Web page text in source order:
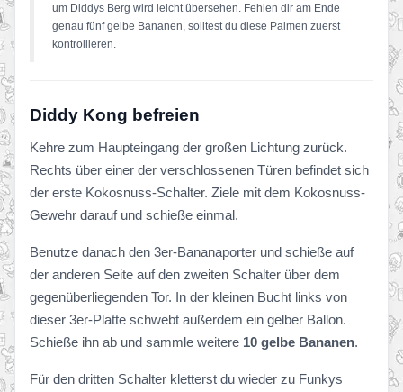
um Diddys Berg wird leicht übersehen. Fehlen dir am Ende
genau fünf gelbe Bananen, solltest du diese Palmen zuerst
kontrollieren.
Diddy Kong befreien
Kehre zum Haupteingang der großen Lichtung zurück.
Rechts über einer der verschlossenen Türen befindet sich
der erste Kokosnuss-Schalter. Ziele mit dem Kokosnuss-
Gewehr darauf und schieße einmal.
Benutze danach den 3er-Bananaporter und schieße auf
der anderen Seite auf den zweiten Schalter über dem
gegenüberliegenden Tor. In der kleinen Bucht links von
dieser 3er-Platte schwebt außerdem ein gelber Ballon.
Schieße ihn ab und sammle weitere 10 gelbe Bananen.
Für den dritten Schalter kletterst du wieder zu Funkys